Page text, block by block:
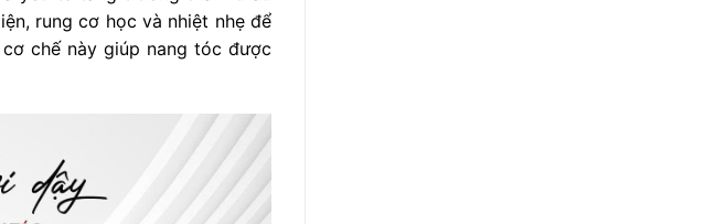
rung cơ học và nhiệt nhẹ để
chế này giúp nang tóc được